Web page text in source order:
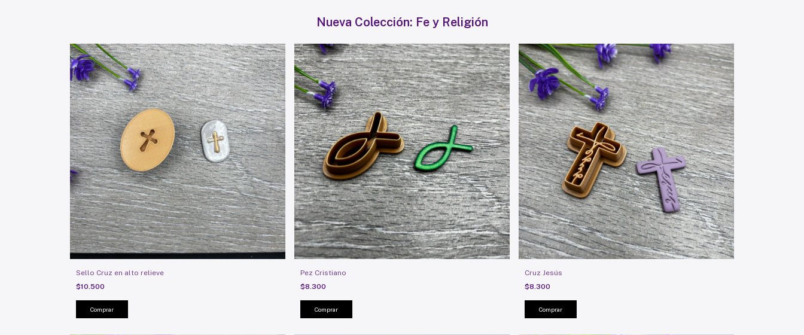
Nueva Colección: Fe y Religión
Sello Cruz en alto relieve
$10.500
Pez Cristiano
$8.300
Cruz Jesús
$8.300
Comprar